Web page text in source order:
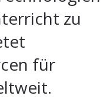
zu
für